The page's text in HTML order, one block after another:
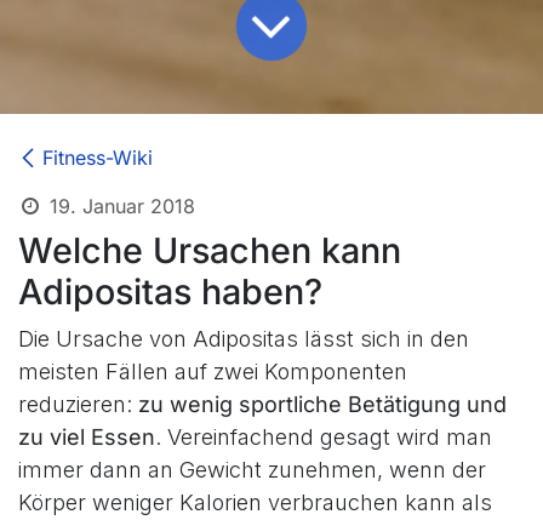
Fitness-Wiki
19. Januar 2018
Welche Ursachen kann
Adipositas haben?
Die Ursache von Adipositas lässt sich in den
meisten Fällen auf zwei Komponenten
reduzieren: zu wenig sportliche Betätigung und
zu viel Essen. Vereinfachend gesagt wird man
immer dann an Gewicht zunehmen, wenn der
Körper weniger Kalorien verbrauchen kann als